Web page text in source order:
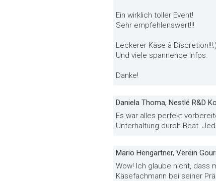
Ein wirklich toller Event!
Sehr empfehlenswert!!!
Leckerer Käse à Discretion!!!;)
Und viele spannende Infos.
Danke!
Daniela Thoma, Nestlé R&D
Es war alles perfekt
Unterhaltung durch Beat.
Mario Hengartner, Verein
Wow! Ich glaube nicht, dass
Käsefachmann bei seiner